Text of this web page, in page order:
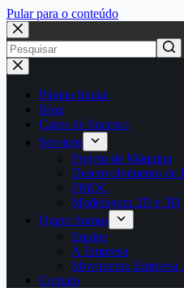
Pular para o conteúdo
Página Inicial
Blog
Cases de Sucesso
Serviços
Projeto de Máquina
Desenvolvimento de
PMOC
Modelagem 2D e 3D
Quem Somos
Equipe
A Empresa
Movimento Empresa
Contato